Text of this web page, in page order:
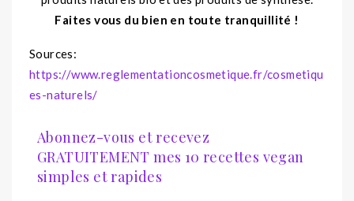
Faites vous du bien en toute tranquillité !
Sources:
https://www.reglementationcosmetique.fr/cosmetiqu
es-naturels/
Abonnez-vous et recevez
GRATUITEMENT mes 10 recettes vegan
simples et rapides